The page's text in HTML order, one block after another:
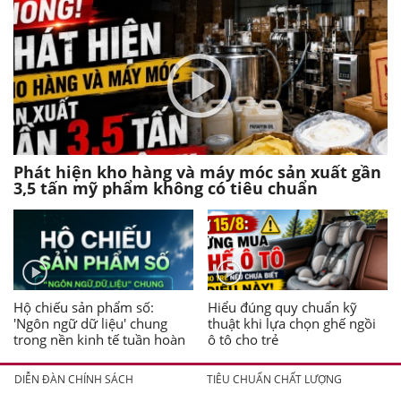
Phát hiện kho hàng và máy móc sản xuất gần
3,5 tấn mỹ phẩm không có tiêu chuẩn
Hộ chiếu sản phẩm số:
'Ngôn ngữ dữ liệu' chung
trong nền kinh tế tuần hoàn
Hiểu đúng quy chuẩn kỹ
thuật khi lựa chọn ghế ngồi
ô tô cho trẻ
DIỄN ĐÀN CHÍNH SÁCH TIÊU CHUẨN CHẤT LƯỢNG